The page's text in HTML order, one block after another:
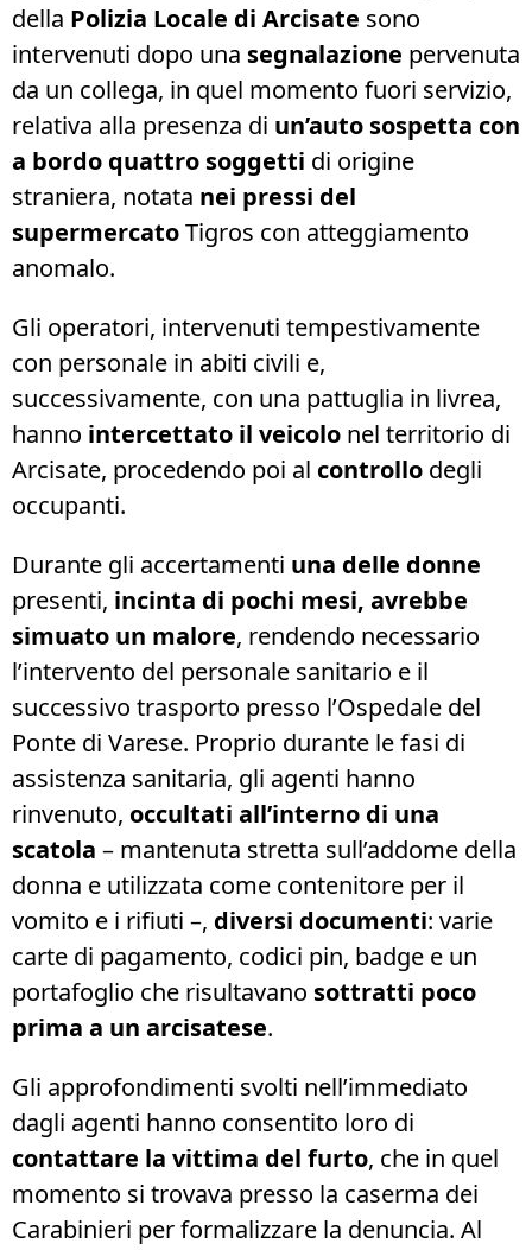
della Polizia Locale di Arcisate sono
intervenuti dopo una segnalazione pervenuta
da un collega, in quel momento fuori servizio,
relativa alla presenza di un’auto sospetta con
a bordo quattro soggetti di origine
straniera, notata nei pressi del
supermercatoTigros con atteggiamento
anomalo.
Gli operatori, intervenuti tempestivamente
con personale in abiti civili e,
successivamente, con una pattuglia in livrea,
hanno intercettato il veicolo nel territorio di
Arcisate, procedendo poi al controllo degli
occupanti.
Durante gli accertamenti una delle donne
presenti, incinta di pochi mesi, avrebbe
simuato un malore, rendendo necessario
l’intervento del personale sanitario e il
successivo trasporto presso l’Ospedale del
Ponte di Varese. Proprio durante le fasi di
assistenza sanitaria, gli agenti hanno
rinvenuto, occultati all’interno di una
scatola – mantenuta stretta sull’addome della
donna e utilizzata come contenitore per il
vomito e i rifiuti –, diversi documenti: varie
carte di pagamento, codici pin, badge e un
portafoglio che risultavano sottratti poco
prima a un arcisatese.
Gli approfondimenti svolti nell’immediato
dagli agenti hanno consentito loro di
contattare la vittima del furto, che in quel
momento si trovava presso la caserma dei
Carabinieri per formalizzare la denuncia. Al